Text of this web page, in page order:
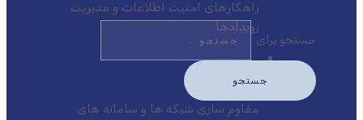
راهکارهای امنیت اطلاعات و مدیریت
رویدادها
مقاوم سازی شبکه (NETWORK
HARDENING)
مقاوم سازی شبکه ها و سامانه های
جستجو برای: